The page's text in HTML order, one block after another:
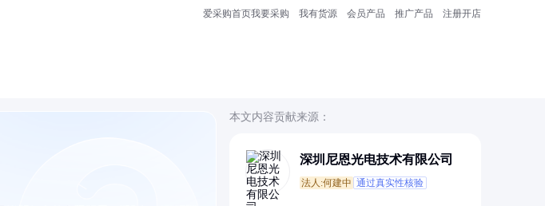
爱采购首页我要采购 我有货源 会员产品 推广产品 注册开店
本文内容贡献来源：
深圳尼恩光电技术有限公司
法人:何建中 通过真实性核验